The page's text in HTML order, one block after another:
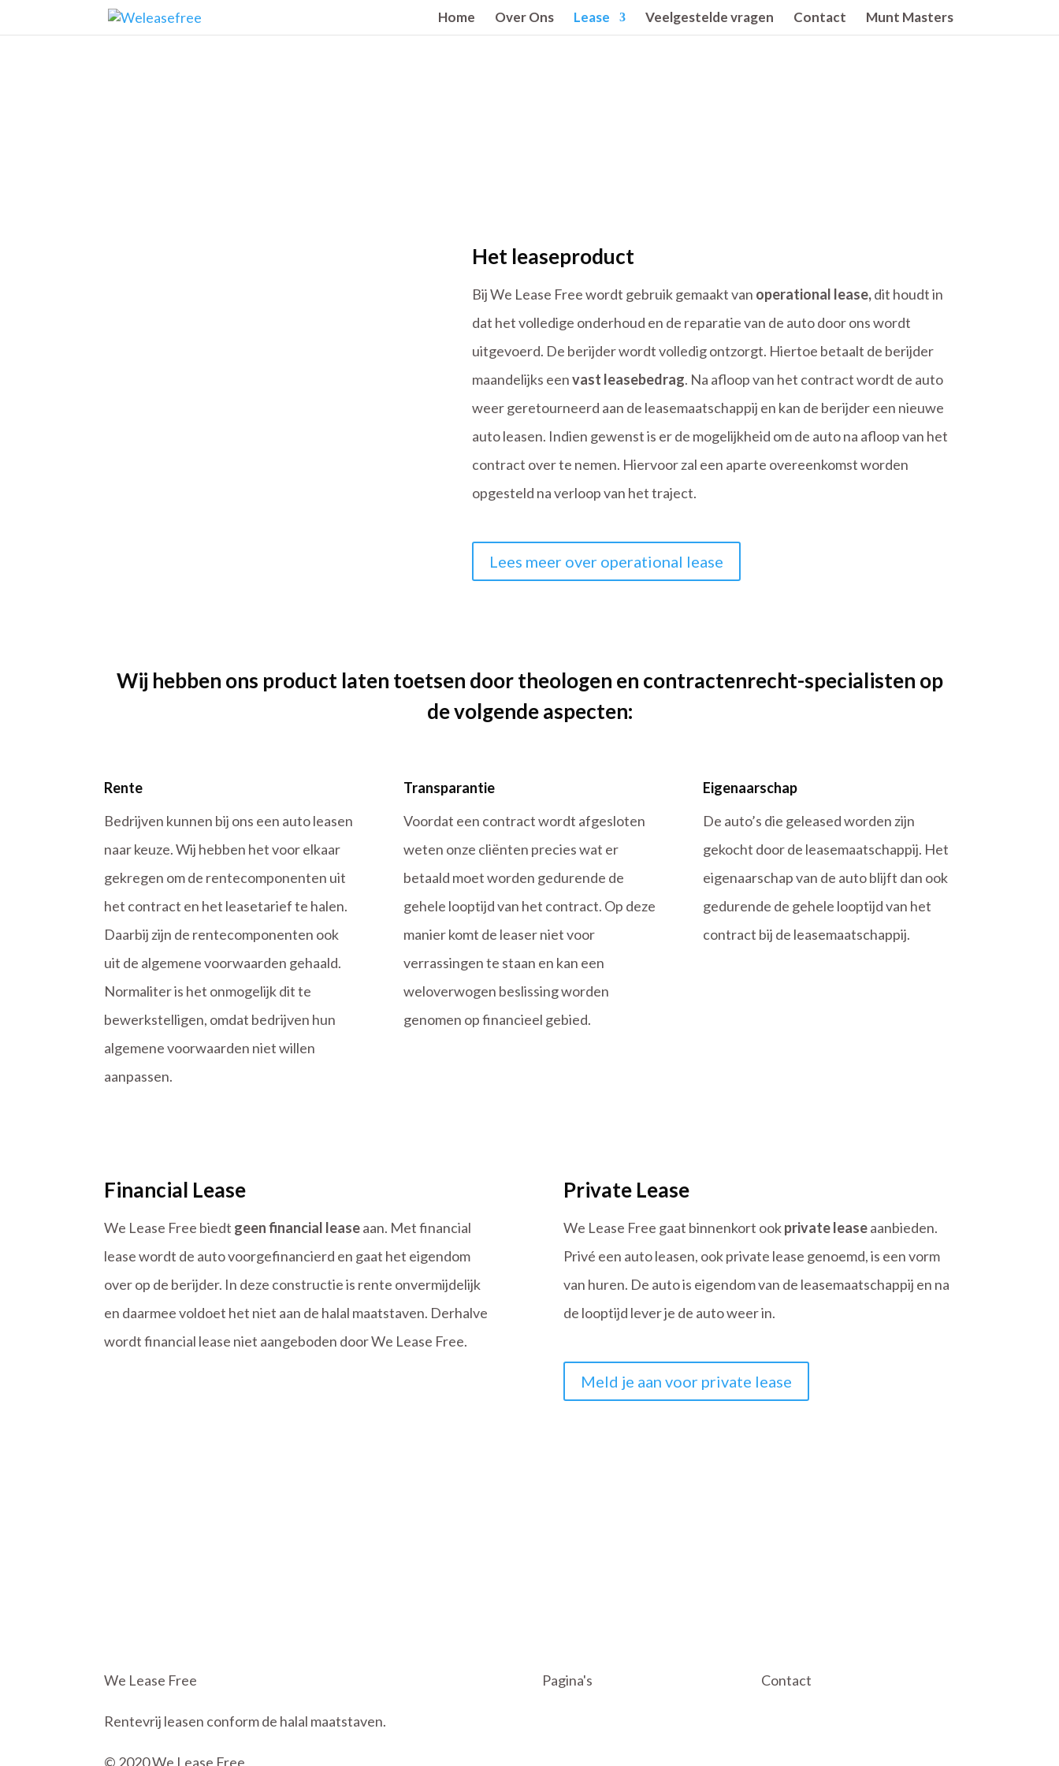
Home Over Ons Lease Veelgestelde vragen Contact Munt Masters
Het leaseproduct
Bij We Lease Free wordt gebruik gemaakt van operational lease,dit houdt in
dat het volledige onderhoud en de reparatie van de auto door ons wordt
uitgevoerd. De berijder wordt volledig ontzorgt. Hiertoe betaalt de berijder
maandelijks eenvast leasebedrag. Na afloop van het contract wordt de auto
weer geretourneerd aan de leasemaatschappij en kan de berijder een nieuwe
auto leasen. Indien gewenst is er de mogelijkheid om de auto na afloop van het
contract over te nemen. Hiervoor zal een aparte overeenkomst worden
opgesteld na verloop van het traject.
Lees meer over operational lease
Wij hebben ons product laten toetsen door theologen en contractenrecht-specialisten op
de volgende aspecten:
Rente
Bedrijven kunnen bij ons een auto leasen
naar keuze. Wij hebben het voor elkaar
gekregen om de rentecomponenten uit
het contract en het leasetarief te halen.
Daarbij zijn de rentecomponenten ook
uit de algemene voorwaarden gehaald.
Normaliter is het onmogelijk dit te
bewerkstelligen, omdat bedrijven hun
algemene voorwaarden niet willen
aanpassen.
Transparantie
Voordat een contract wordt afgesloten
weten onze cliënten precies wat er
betaald moet worden gedurende de
gehele looptijd van het contract. Op deze
manier komt de leaser niet voor
verrassingen te staan en kan een
weloverwogen beslissing worden
genomen op financieel gebied.
Eigenaarschap
De auto’s die geleased worden zijn
gekocht door de leasemaatschappij. Het
eigenaarschap van de auto blijft dan ook
gedurende de gehele looptijd van het
contract bij de leasemaatschappij.
Financial Lease
We Lease Free biedt geen financial leaseaan. Met financial
lease wordt de auto voorgefinancierd en gaat het eigendom
over op de berijder. In deze constructie is rente onvermijdelijk
en daarmee voldoet het niet aan de halal maatstaven. Derhalve
wordt financial lease niet aangeboden door We Lease Free.
Private Lease
We Lease Free gaat binnenkort ookprivate leaseaanbieden.
Privé een auto leasen, ook private lease genoemd, is een vorm
van huren. De auto is eigendom van de leasemaatschappij en na
de looptijd lever je de auto weer in.
Meld je aan voor private lease
We Lease Free
Rentevrij leasen conform de halal maatstaven.
© 2020 We Lease Free
Pagina's Contact